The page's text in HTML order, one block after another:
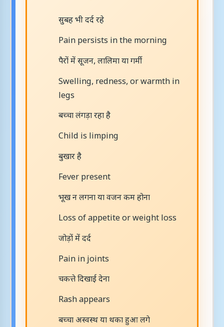
सुबह भी दर्द रहे
Pain persists in the morning
पैरों में सूजन, लालिमा या गर्मी
Swelling, redness, or warmth in
legs
बच्चा लंगड़ा रहा है
Child is limping
बुखार है
Fever present
भूख न लगना या वजन कम होना
Loss of appetite or weight loss
जोड़ों में दर्द
Pain in joints
चकत्ते दिखाई देना
Rash appears
बच्चा अस्वस्थ या थका हुआ लगे